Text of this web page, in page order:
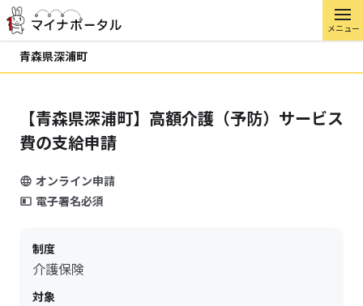
メニュー
青森県深浦町
【青森県深浦町】高額介護（予防）サービス
費の支給申請
オンライン申請
電子署名必須
制度
介護保険
対象